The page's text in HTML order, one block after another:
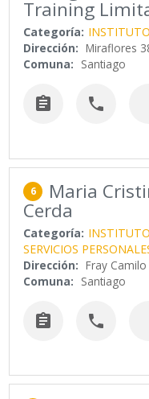
Training
Categoría:
Dirección: Miraflores
Comuna: Santiago
 
6 Maria
Cerda
Categoría:
SERVICIOS
Dirección: Fray
Comuna: Santiago
 